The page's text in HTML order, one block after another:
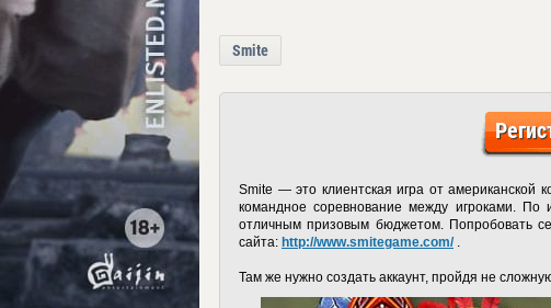
Smite
Smite — это клиентская игра от американской
командное соревнование между игроками. По
отличным призовым бюджетом. Попробовать
сайта: http://www.smitegame.com/.
Там же нужно создать аккаунт, пройдя не